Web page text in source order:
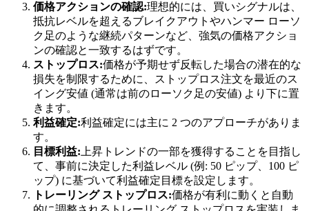
価格アクションの確認:理想的には、買いシグナルは、
抵抗レベルを超えるブレイクアウトやハンマー ローソ
ク足のような継続パターンなど、強気の価格アクショ
ンの確認と一致するはずです。
ストップロス:価格が予期せず反転した場合の潜在的な
損失を制限するために、ストップロス注文を最近のス
イング安値 (通常は前のローソク足の安値) より下に置
きます。
利益確定:利益確定には主に 2 つのアプローチがありま
す。
目標利益: 上昇トレンドの一部を獲得することを目指し
て、事前に決定した利益レベル (例: 50 ピップ、100 ピ
ップ) に基づいて利益確定目標を設定します。
トレーリング ストップロス:価格が有利に動くと自動